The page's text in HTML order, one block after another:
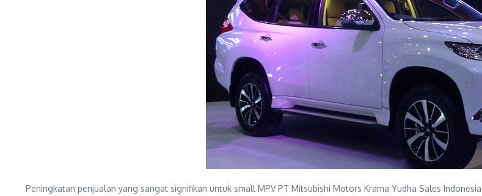
Peningkatan penjualan yang sangat signifikan untuk small MPV PT Mitsubishi Motors Krama Yudha Sales